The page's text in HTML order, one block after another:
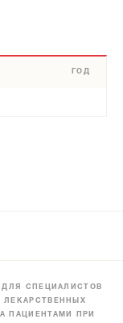
ГОД
СПЕЦИАЛИСТОВ
ЛЕКАРСТВЕННЫХ
ПАЦИЕНТАМИ ПРИ